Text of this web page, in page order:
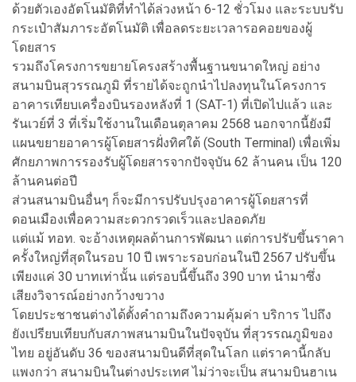
ด้วยตัวเองอัตโนมัติที่ทำได้ล่วงหน้า 6-12 ชั่วโมง และระบบรับ
กระเป๋าสัมภาระอัตโนมัติ เพื่อลดระยะเวลารอคอยของผู้
โดยสาร
รวมถึงโครงการขยายโครงสร้างพื้นฐานขนาดใหญ่ อย่าง
สนามบินสุวรรณภูมิ ที่รายได้จะถูกนำไปลงทุนในโครงการ
อาคารเทียบเครื่องบินรองหลังที่ 1 (SAT-1) ที่เปิดไปแล้ว และ
รันเวย์ที่ 3 ที่เริ่มใช้งานในเดือนตุลาคม 2568 นอกจากนี้ยังมี
แผนขยายอาคารผู้โดยสารฝั่งทิศใต้ (South Terminal) เพื่อเพิ่ม
ศักยภาพการรองรับผู้โดยสารจากปัจจุบัน 62 ล้านคน เป็น 120
ล้านคนต่อปี
ส่วนสนามบินอื่นๆ ก็จะมีการปรับปรุงอาคารผู้โดยสารที่
ดอนเมืองเพื่อความสะดวกรวดเร็วและปลอดภัย
แต่แม้ ทอท. จะอ้างเหตุผลด้านการพัฒนา แต่การปรับขึ้นราคา
ครั้งใหญ่ที่สุดในรอบ 10 ปี เพราะรอบก่อนในปี 2567 ปรับขึ้น
เพียงแค่ 30 บาทเท่านั้น แต่รอบนี้ขึ้นถึง 390 บาท นำมาซึ่ง
เสียงวิจารณ์อย่างกว้างขวาง
โดยประชาชนต่างได้ตั้งคำถามถึงความคุ้มค่า บริการ ไปถึง
ยังเปรียบเทียบกับสภาพสนามบินในปัจจุบัน ที่สุวรรณภูมิของ
ไทย อยู่อันดับ 36 ของสนามบินดีที่สุดในโลก แต่ราคานี้กลับ
แพงกว่า สนามบินในต่างประเทศ ไม่ว่าจะเป็น สนามบินฮาเน